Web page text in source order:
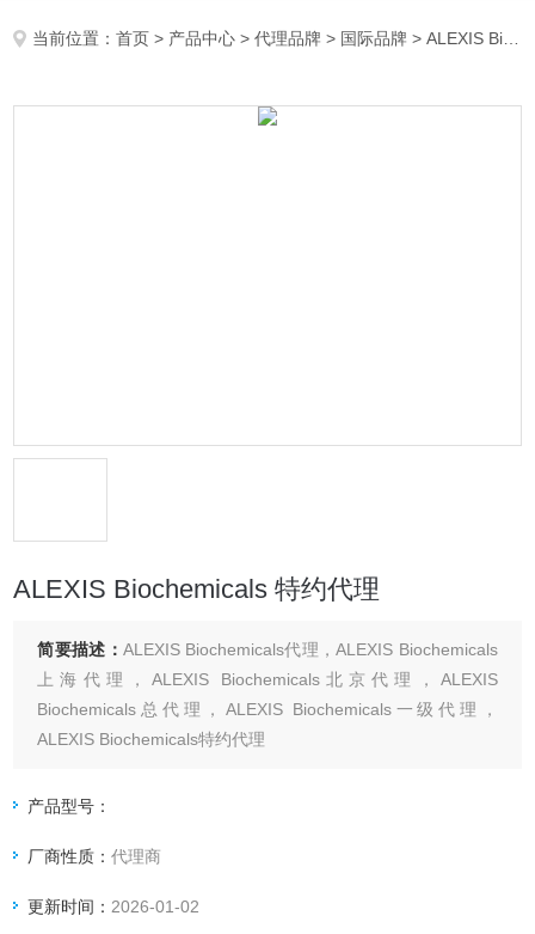
当前位置：首页 > 产品中心 >代理品牌 > 国际品牌 > ALEXIS Biochemicals 特约代理
ALEXIS Biochemicals 特约代理
简要描述： ALEXIS Biochemicals代理，ALEXIS Biochemicals
上海代理，ALEXIS Biochemicals北京代理，ALEXIS
Biochemicals总代理，ALEXIS Biochemicals一级代理，
ALEXIS Biochemicals特约代理
具体产品信息欢迎电询：4006551678
产品型号：
厂商性质：代理商
更新时间： 2026-01-02